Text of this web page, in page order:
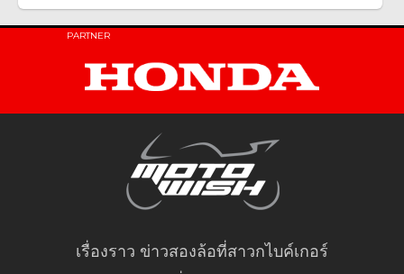
PARTNER
เรื่องราว ข่าวสองล้อที่สาวกไบค์เกอร์